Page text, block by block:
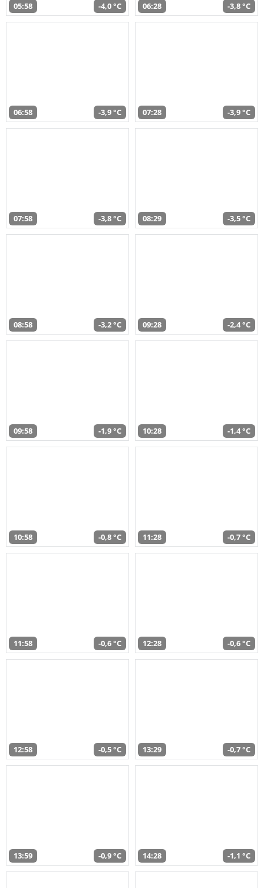
05:58 -4,0 °C 06:28 -3,8 °C
06:58 -3,9 °C 07:28 -3,9 °C
07:58 -3,8 °C 08:29 -3,5 °C
08:58 -3,2 °C 09:28 -2,4 °C
09:58 -1,9 °C 10:28 -1,4 °C
10:58 -0,8 °C 11:28 -0,7 °C
11:58 -0,6 °C 12:28 -0,6 °C
12:58 -0,5 °C 13:29 -0,7 °C
13:59 -0,9 °C 14:28 -1,1 °C